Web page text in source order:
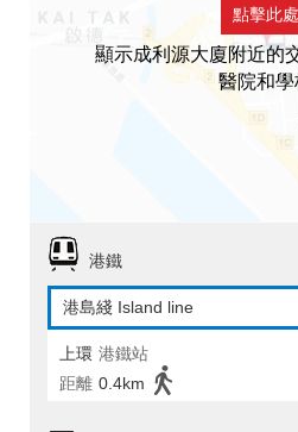
點擊此處
顯示成利源大廈附近的
醫院和學
港鐵
港島綫 Island line
上環 港鐵站
距離 0.4km